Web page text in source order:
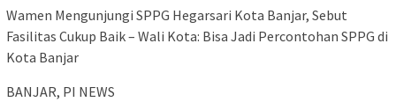
Wamen Mengunjungi SPPG Hegarsari Kota Banjar, Sebut
Fasilitas Cukup Baik – Wali Kota: Bisa Jadi Percontohan SPPG di
Kota Banjar
BANJAR, PI NEWS